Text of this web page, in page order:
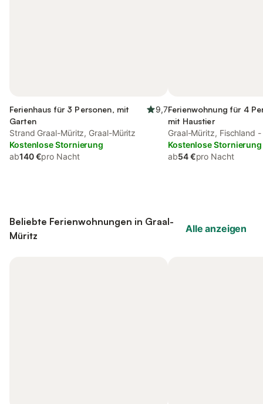
Ferienhaus für 3 Personen, mit
Garten
9,7
Strand Graal-Müritz, Graal-Müritz
Kostenlose Stornierung
ab140 €pro Nacht
Ferienwohnung für 4
mit Haustier
Graal-Müritz, Fischland
Kostenlose Stornierung
ab54 €pro Nacht
Beliebte Ferienwohnungen in Graal-
Müritz
Alle anzeigen